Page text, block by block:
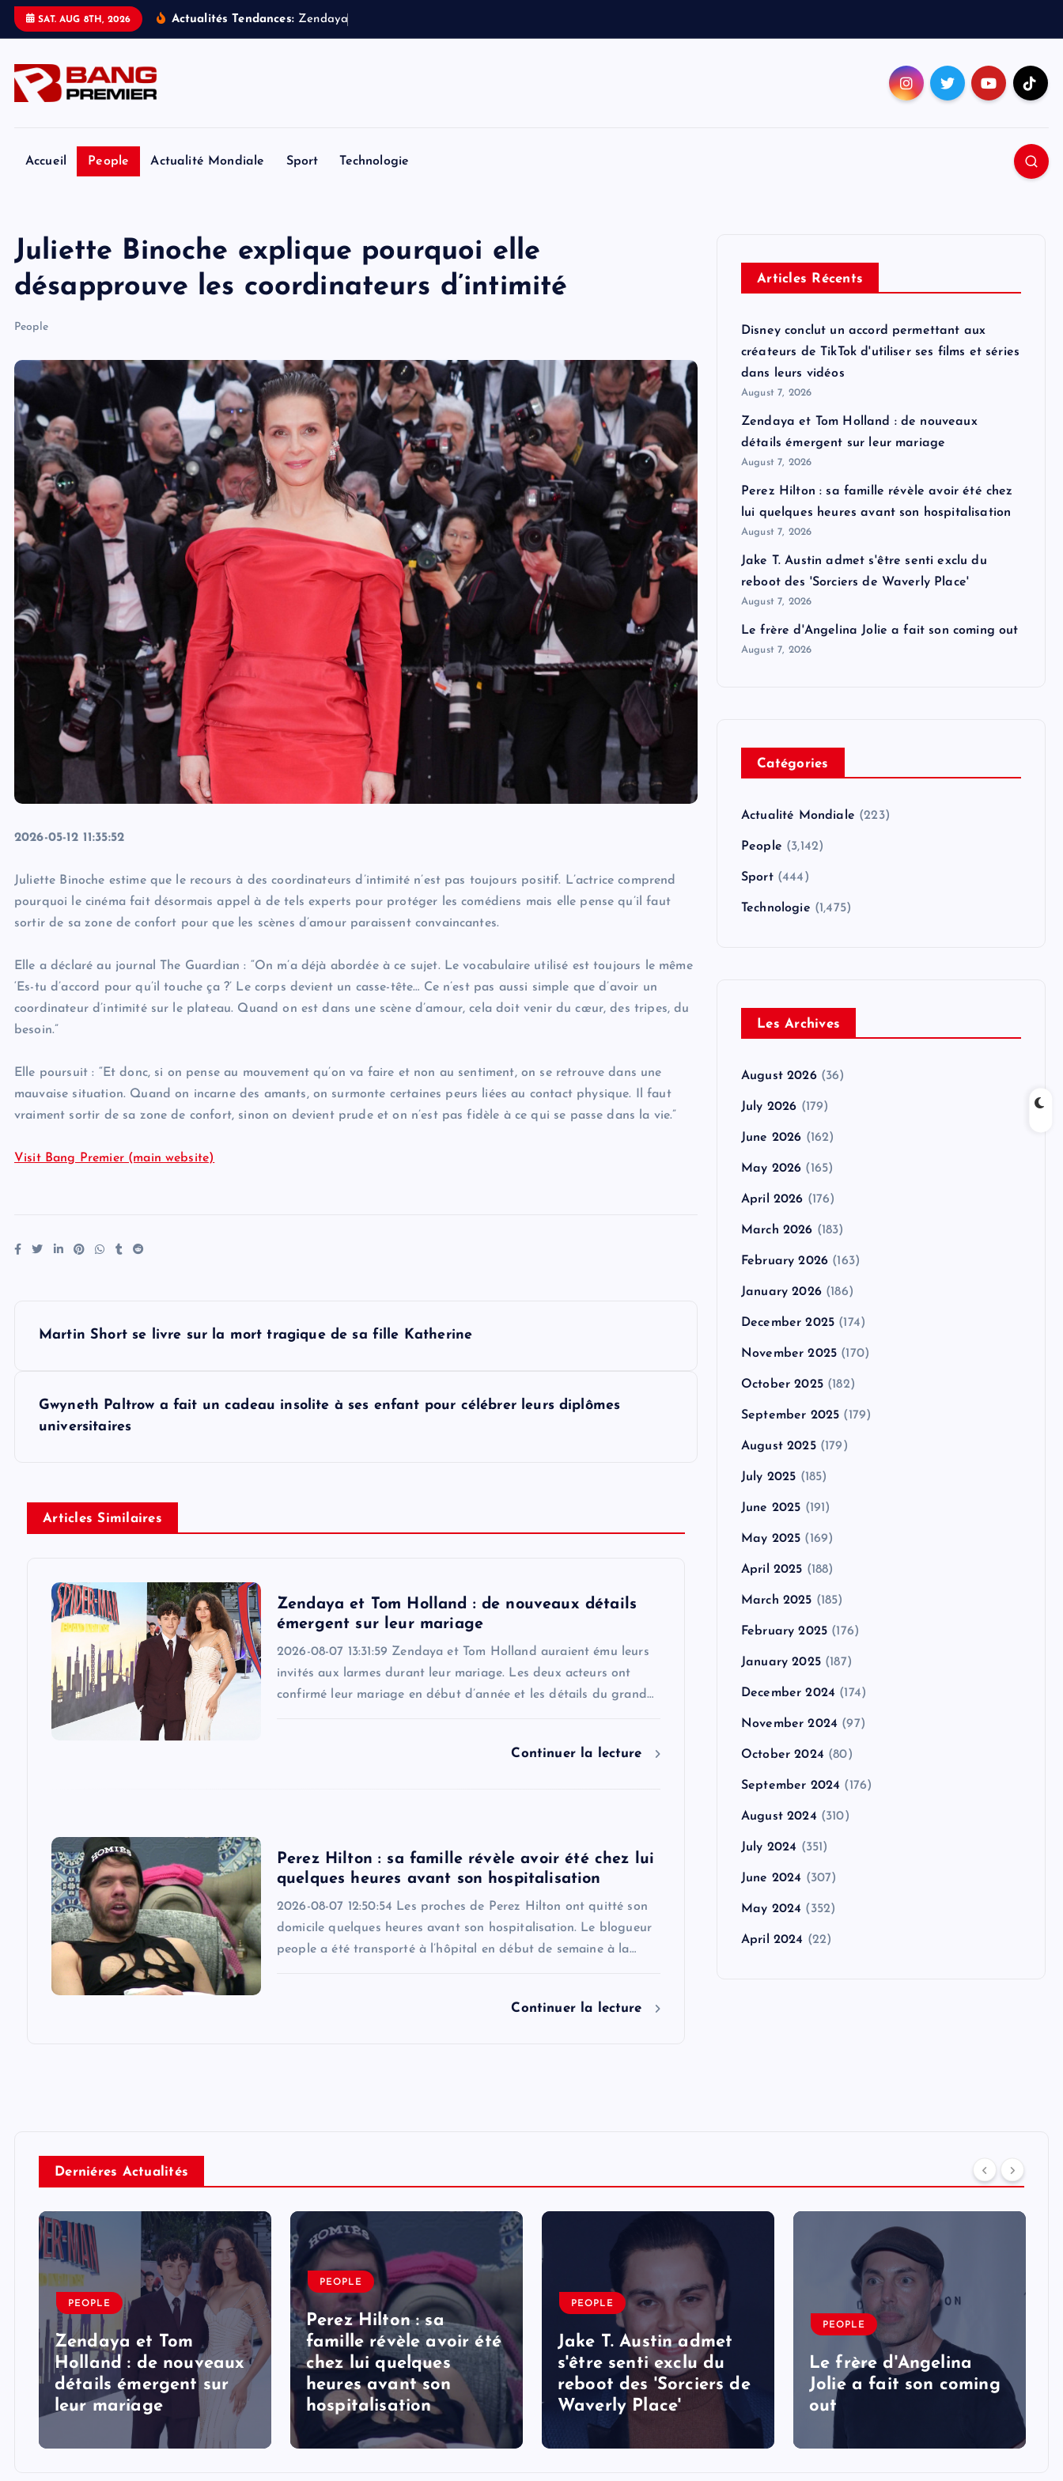
SAT. AUG 8TH, 2026 Actualités Tendances: Zendaya
Accueil People Actualité Mondiale Sport Technologie
Juliette Binoche explique pourquoi elle
désapprouve les coordinateurs d’intimité
People
2026-05-12 11:35:52
Juliette Binoche estime que le recours à des coordinateurs d’intimité n’est pas toujours positif. L’actrice comprend
pourquoi le cinéma fait désormais appel à de tels experts pour protéger les comédiens mais elle pense qu’il faut
sortir de sa zone de confort pour que les scènes d’amour paraissent convaincantes.
Elle a déclaré au journal The Guardian : “On m’a déjà abordée à ce sujet. Le vocabulaire utilisé est toujours le même
‘Es-tu d’accord pour qu’il touche ça ?’ Le corps devient un casse-tête… Ce n’est pas aussi simple que d’avoir un
coordinateur d’intimité sur le plateau. Quand on est dans une scène d’amour, cela doit venir du cœur, des tripes, du
besoin.”
Elle poursuit : “Et donc, si on pense au mouvement qu’on va faire et non au sentiment, on se retrouve dans une
mauvaise situation. Quand on incarne des amants, on surmonte certaines peurs liées au contact physique. Il faut
vraiment sortir de sa zone de confort, sinon on devient prude et on n’est pas fidèle à ce qui se passe dans la vie.”
Visit Bang Premier (main website)
n
a
Martin Short se livre sur la mort tragique de sa fille Katherine
Gwyneth Paltrow a fait un cadeau insolite à ses enfant pour célébrer leurs diplômes
universitaires
Articles Similaires
Zendaya et Tom Holland : de nouveaux détails
émergent sur leur mariage
2026-08-07 13:31:59 Zendaya et Tom Holland auraient ému leurs
invités aux larmes durant leur mariage. Les deux acteurs ont
confirmé leur mariage en début d’année et les détails du grand…
Continuer la lecture
Perez Hilton : sa famille révèle avoir été chez lui
quelques heures avant son hospitalisation
2026-08-07 12:50:54 Les proches de Perez Hilton ont quitté son
domicile quelques heures avant son hospitalisation. Le blogueur
people a été transporté à l’hôpital en début de semaine à la…
Continuer la lecture
Articles Récents
Disney conclut un accord permettant aux
créateurs de TikTok d'utiliser ses films et séries
dans leurs vidéos
August 7, 2026
Zendaya et Tom Holland : de nouveaux
détails émergent sur leur mariage
August 7, 2026
Perez Hilton : sa famille révèle avoir été chez
lui quelques heures avant son hospitalisation
August 7, 2026
Jake T. Austin admet s'être senti exclu du
reboot des 'Sorciers de Waverly Place'
August 7, 2026
Le frère d'Angelina Jolie a fait son coming out
August 7, 2026
Catégories
Actualité Mondiale (223)
People (3,142)
Sport(444)
Technologie (1,475)
Les Archives
August 2026(36)
July 2026 (179)
June 2026 (162)
May 2026 (165)
April 2026 (176)
March 2026 (183)
February 2026 (163)
January 2026(186)
December 2025 (174)
November 2025 (170)
October 2025(182)
September 2025 (179)
August 2025(179)
July 2025 (185)
June 2025 (191)
May 2025 (169)
April 2025 (188)
March 2025 (185)
February 2025 (176)
January 2025(187)
December 2024 (174)
November 2024 (97)
October 2024 (80)
September 2024 (176)
August 2024 (310)
July 2024 (351)
June 2024 (307)
May 2024 (352)
April 2024 (22)
Derniéres Actualités
PEOPLE
Zendaya et Tom
Holland : de nouveaux
détails émergent sur
leur mariage
PEOPLE
Perez Hilton : sa
famille révèle avoir été
chez lui quelques
heures avant son
hospitalisation
PEOPLE
Jake T. Austin admet
s'être senti exclu du
reboot des 'Sorciers de
Waverly Place'
PEOPLE
Le frère d'Angelina
Jolie a fait son coming
out